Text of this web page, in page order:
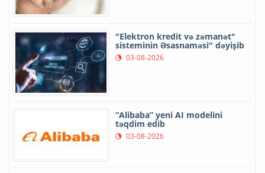
"Elektron kredit və zəmanət"
sisteminin Əsasnaməsi" dəyişib
03-08-2026
“Alibaba” yeni AI modelini
təqdim edib
03-08-2026